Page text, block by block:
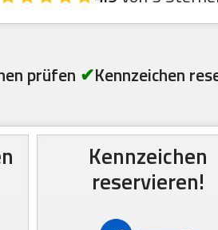
prüfen ✔Kennzeichen
Kennzeichen
reservieren!